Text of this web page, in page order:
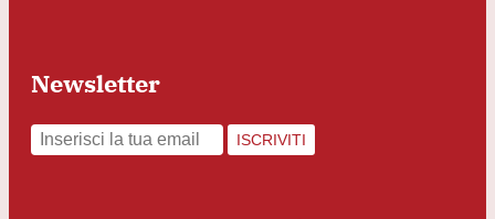
Newsletter
ISCRIVITI